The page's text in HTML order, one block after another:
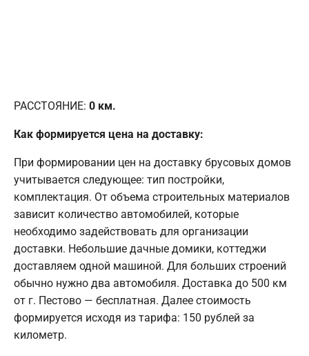
РАССТОЯНИЕ: 0 км.
Как формируется цена на доставку:
При формировании цен на доставку брусовых домов
учитывается следующее: тип постройки,
комплектация. От объема строительных материалов
зависит количество автомобилей, которые
необходимо задействовать для организации
доставки. Небольшие дачные домики, коттеджи
доставляем одной машиной. Для больших строений
обычно нужно два автомобиля. Доставка до 500 км
от г. Пестово — бесплатная. Далее стоимость
формируется исходя из тарифа: 150 рублей за
километр.